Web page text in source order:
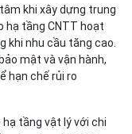
hạ tầng CNTT hoạt
khi nhu cầu tăng cao.
mật và vận hành,
hạn chế rủi ro
doanh nghiệp hiện